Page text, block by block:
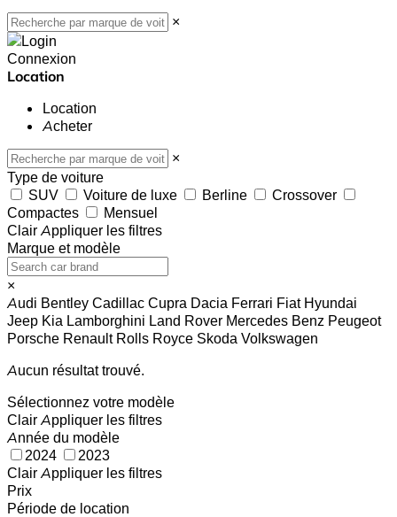
×
Connexion
Location
Location
Acheter
×
Type de voiture
SUV
Voiture de luxe Berline
Crossover
Compactes
Mensuel
Clair Appliquer les filtres
Marque et modèle
×
Audi Bentley Cadillac Cupra Dacia Ferrari Fiat Hyundai
Jeep Kia Lamborghini Land Rover Mercedes Benz Peugeot
Porsche Renault Rolls Royce Skoda Volkswagen
Aucun résultat trouvé.
Sélectionnez votre modèle
Clair Appliquer les filtres
Année du modèle
2024
2023
Clair Appliquer les filtres
Prix
Période de location